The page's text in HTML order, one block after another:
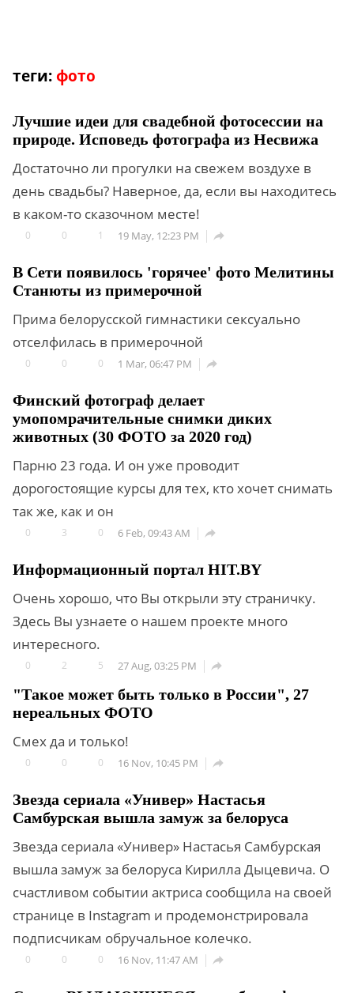
теги: фото
Лучшие идеи для свадебной фотосессии на
природе. Исповедь фотографа из Несвижа
Достаточно ли прогулки на свежем воздухе в
день свадьбы? Наверное, да, если вы находитесь
в каком-то сказочном месте!
0 0 1 19 May, 12:23 PM 
В Сети появилось 'горячее' фото Мелитины
Станюты из примерочной
Прима белорусской гимнастики сексуально
отселфилась в примерочной
0 0 0 1 Mar, 06:47 PM 
Финский фотограф делает
умопомрачительные снимки диких
животных (30 ФОТО за 2020 год)
Парню 23 года. И он уже проводит
дорогостоящие курсы для тех, кто хочет снимать
так же, как и он
0 3 0 6 Feb, 09:43 AM 
Информационный портал HIT.BY
Очень хорошо, что Вы открыли эту страничку.
Здесь Вы узнаете о нашем проекте много
интересного.
0 2 5 27 Aug, 03:25 PM 
"Такое может быть только в России", 27
нереальных ФОТО
Смех да и только!
0 0 0 16 Nov, 10:45 PM 
Звезда сериала «Универ» Настасья
Самбурская вышла замуж за белоруса
Звезда сериала «Универ» Настасья Самбурская
вышла замуж за белоруса Кирилла Дыцевича. О
счастливом событии актриса сообщила на своей
странице в Instagram и продемонстрировала
подписчикам обручальное колечко.
0 0 0 16 Nov, 11:47 AM 